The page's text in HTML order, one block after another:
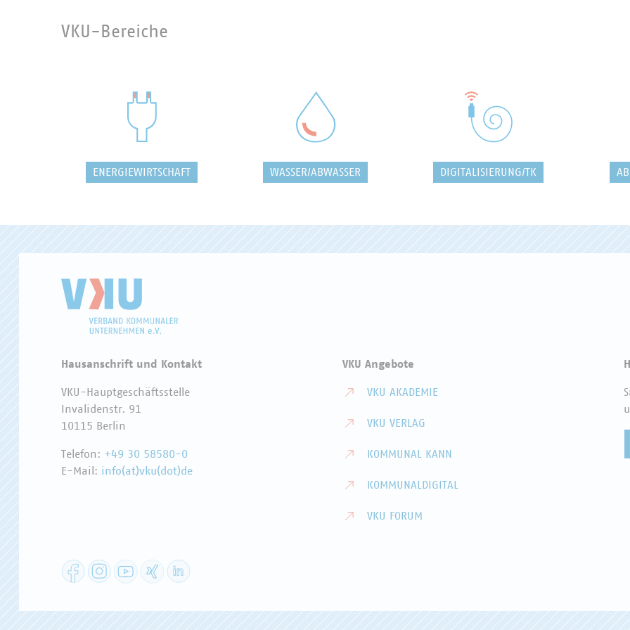
VKU-Bereiche
ENERGIEWIRTSCHAFT WASSER/ABWASSER DIGITALISIERUNG/TK
Hausanschrift und Kontakt
VKU-Hauptgeschäftsstelle
Invalidenstr. 91
10115 Berlin
Telefon: +49 30 58580-0
E-Mail: info(at)vku(dot)de
VKU Angebote
VKU AKADEMIE
VKU VERLAG
KOMMUNAL KANN
KOMMUNALDIGITAL
VKU FORUM
FacebookInstagramYouTube XING